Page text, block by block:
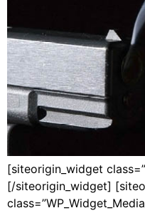
[siteorigin_widget
[/siteorigin_widget]